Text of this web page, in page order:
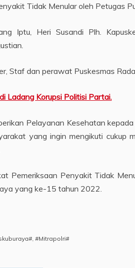
Tidak Menular oleh Petugas
Iptu, Heri Susandi Plh.
Staf dan perawat Puskesmas
Ladang Korupsi Politisi Partai.
Pelayanan Kesehatan
yang ingin mengikuti cukup
Pemeriksaan Penyakit Tidak
yang ke-15 tahun 2022.
#Mitrapolri#